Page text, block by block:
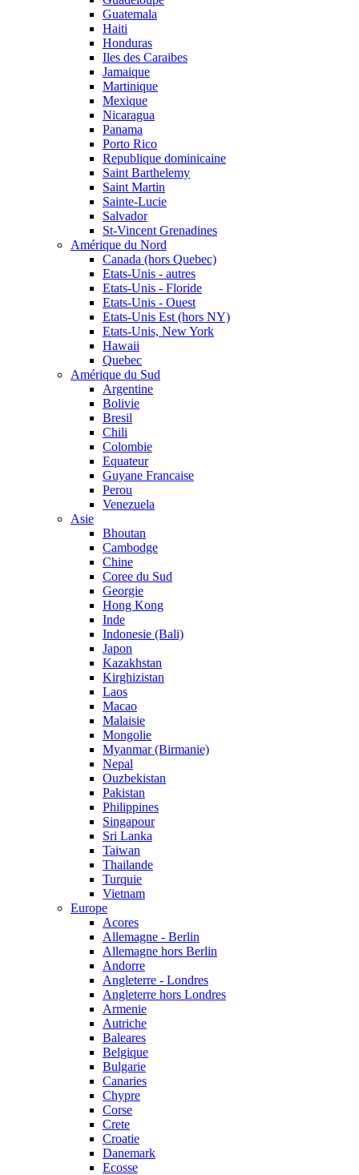
Guatemala
Haiti
Honduras
Iles des Caraibes
Jamaique
Martinique
Mexique
Nicaragua
Panama
Porto Rico
Republique dominicaine
Saint Barthelemy
Saint Martin
Sainte-Lucie
Salvador
St-Vincent Grenadines
Amérique du Nord
Canada (hors Quebec)
Etats-Unis - autres
Etats-Unis - Floride
Etats-Unis - Ouest
Etats-Unis Est (hors NY)
Etats-Unis, New York
Hawaii
Quebec
Amérique du Sud
Argentine
Bolivie
Bresil
Chili
Colombie
Equateur
Guyane Francaise
Perou
Venezuela
Asie
Bhoutan
Cambodge
Chine
Coree du Sud
Georgie
Hong Kong
Inde
Indonesie (Bali)
Japon
Kazakhstan
Kirghizistan
Laos
Macao
Malaisie
Mongolie
Myanmar (Birmanie)
Nepal
Ouzbekistan
Pakistan
Philippines
Singapour
Sri Lanka
Taiwan
Thailande
Turquie
Vietnam
Europe
Acores
Allemagne - Berlin
Allemagne hors Berlin
Andorre
Angleterre - Londres
Angleterre hors Londres
Armenie
Autriche
Baleares
Belgique
Bulgarie
Canaries
Chypre
Corse
Crete
Croatie
Danemark
Ecosse